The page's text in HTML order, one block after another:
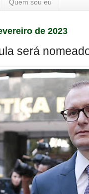
Quem sou eu
de 2023
será